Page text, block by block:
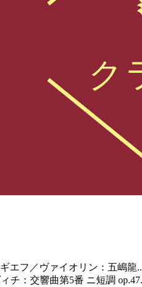
エフ／ヴァイオリン：五嶋
チ：交響曲第5番 ニ短調